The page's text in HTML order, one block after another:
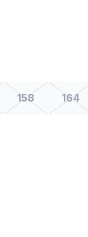
158 164